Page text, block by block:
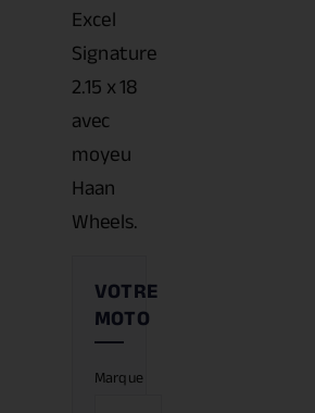
Excel
Signature
2.15 x 18
avec
moyeu
Haan
Wheels.
Marque